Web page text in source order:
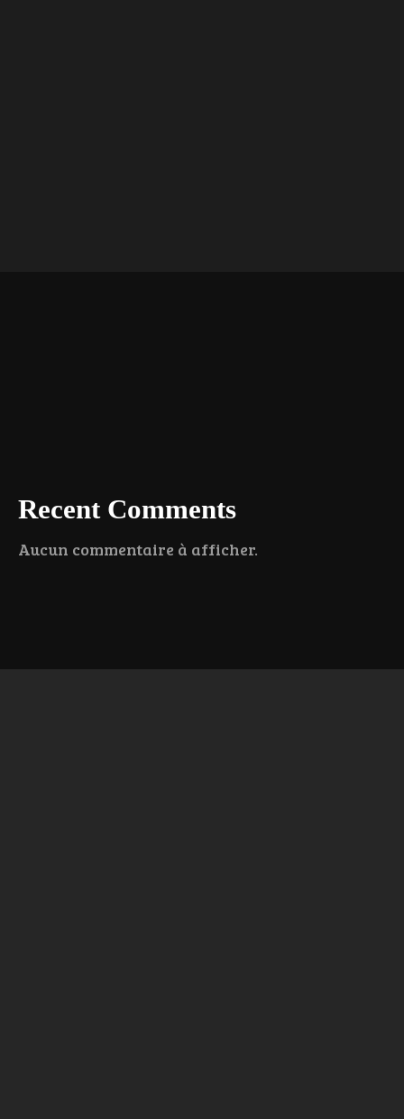
Recent Comments
Aucun commentaire à afficher.